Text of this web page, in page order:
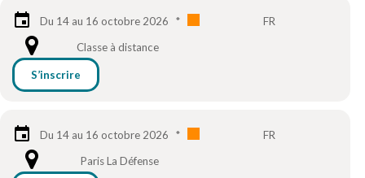
Du 14 au 16 octobre 2026 *
FR
Classe à distance
S’inscrire
Du 14 au 16 octobre 2026 *
FR
Paris La Défense